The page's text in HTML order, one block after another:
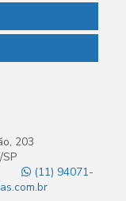
203
(11) 94071-